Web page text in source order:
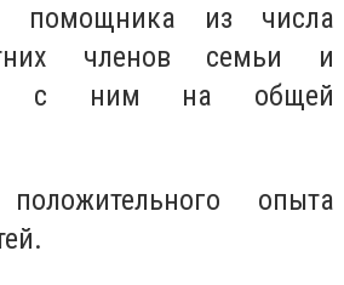
помощника из числа
членов семьи и
с ним на общей
опыта